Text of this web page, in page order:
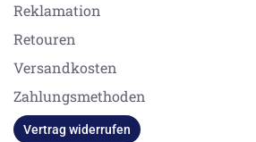
Reklamation
Retouren
Versandkosten
Zahlungsmethoden
Vertrag widerrufen